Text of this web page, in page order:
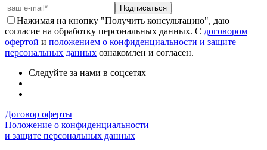
Подписаться
Нажимая на кнопку "Получить консультацию", даю
согласие на обработку персональных данных. С договором
офертой и положением о конфиденциальности и защите
персональных данных ознакомлен и согласен.
Следуйте за нами в соцсетях
Договор оферты
Положение о конфиденциальности
и защите персональных данных